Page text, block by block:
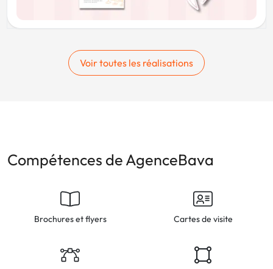
Voir toutes les réalisations
Compétences de AgenceBava
Brochures et flyers Cartes de visite